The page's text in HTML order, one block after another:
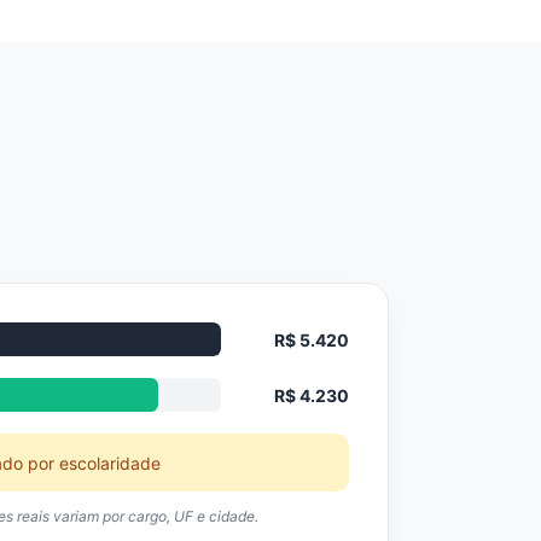
R$ 5.420
R$ 4.230
por escolaridade
reais variam por cargo, UF e cidade.